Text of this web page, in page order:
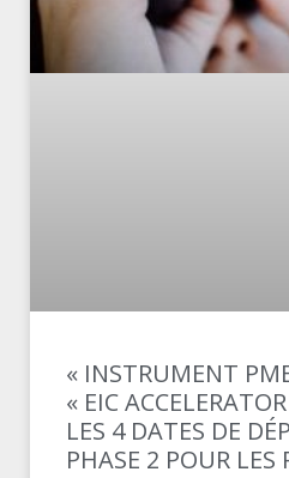
« INSTRUMENT
« EIC
LES 4 DATES DE
PHASE 2 POUR